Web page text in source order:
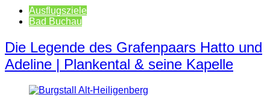
Ausflugsziele
Bad Buchau
Die Legende des Grafenpaars Hatto und
Adeline | Plankental & seine Kapelle